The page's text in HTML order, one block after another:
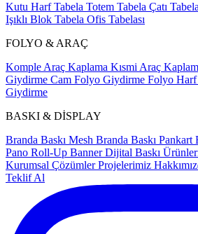
Kutu Harf Tabela Totem Tabela Çatı
Işıklı Blok Tabela Ofis Tabelası
FOLYO & ARAÇ
Komple Araç Kaplama Kısmi Araç
Giydirme Cam Folyo Giydirme Folyo
Giydirme
BASKI & DİSPLAY
Branda Baskı Mesh Branda Baskı Pankart
Pano Roll-Up BannerDijital Baskı
Kurumsal ÇözümlerProjelerimiz
Teklif Al